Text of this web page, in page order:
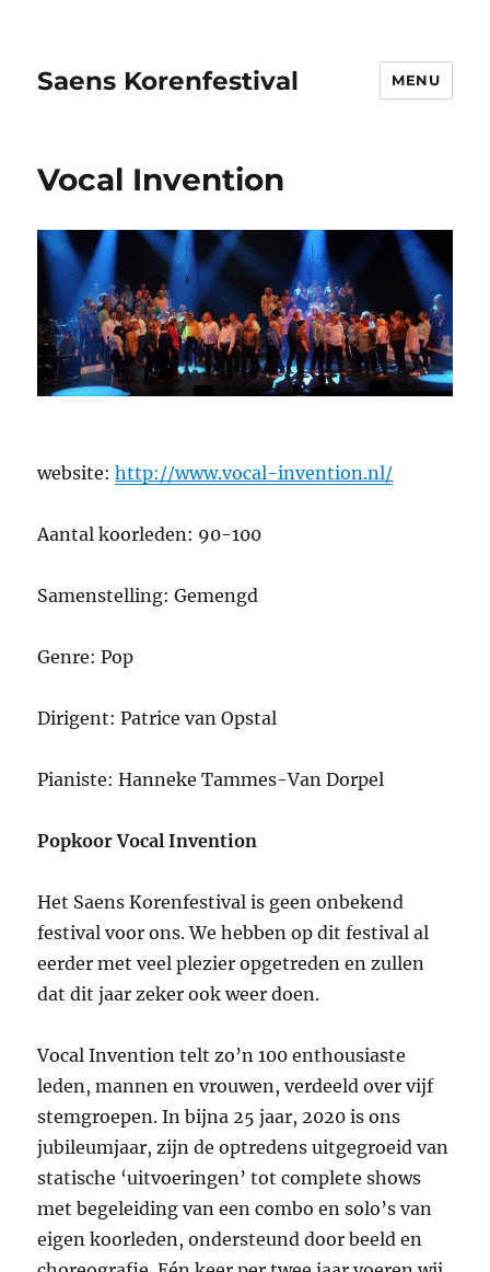
Saens Korenfestival MENU
Vocal Invention
website:http://www.vocal-invention.nl/
Aantal koorleden: 90-100
Samenstelling: Gemengd
Genre: Pop
Dirigent: Patrice van Opstal
Pianiste: Hanneke Tammes-Van Dorpel
Popkoor Vocal Invention
Het Saens Korenfestival is geen onbekend
festival voor ons. We hebben op dit festival al
eerder met veel plezier opgetreden en zullen
dat dit jaar zeker ook weer doen.
Vocal Invention telt zo’n 100 enthousiaste
leden, mannen en vrouwen, verdeeld over vijf
stemgroepen. In bijna 25 jaar, 2020 is ons
jubileumjaar, zijn de optredens uitgegroeid van
statische ‘uitvoeringen’ tot complete shows
met begeleiding van een combo en solo’s van
eigen koorleden, ondersteund door beeld en